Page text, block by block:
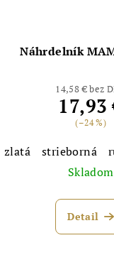
Náhrdelník
14,58 € bez
17,93
(–24 %)
zlatá strieborná
Skladom
Detail